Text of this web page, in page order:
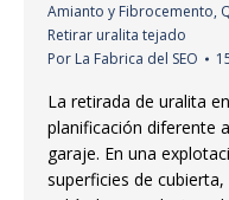
Amianto y Fibrocemento,
Retirar uralita tejado
Por La Fabrica del SEO
La retirada de uralita
planificación diferente
garaje. En una
superficies de